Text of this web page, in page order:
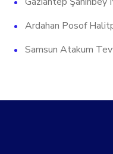
Ardahan Posof
Samsun Atakum